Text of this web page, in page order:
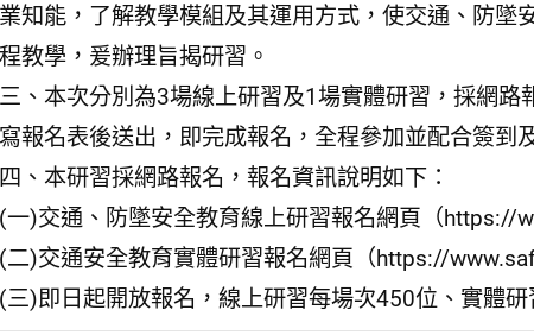
業知能，了解教學模組及其運用方式，使交通、防
程教學，爰辦理旨揭研習。
三、本次分別為3場線上研習及1場實體研習，採網
寫報名表後送出，即完成報名，全程參加並配合簽到
四、本研習採網路報名，報名資訊說明如下：
(一)交通、防墜安全教育線上研習報名網頁（https://
(二)交通安全教育實體研習報名網頁（https://
(三)即日起開放報名，線上研習每場次450位、實體